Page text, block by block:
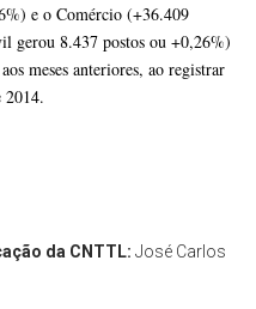
e o Comércio (+36.409
gerou 8.437 postos ou +0,26%)
meses anteriores, ao registrar
2014.
da CNTTL: José Carlos